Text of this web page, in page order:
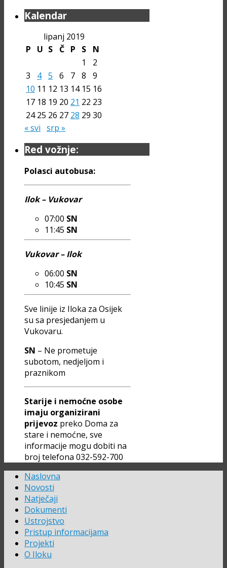
Kalendar
lipanj 2019
P
U S Č P S
N
1
2
3
4 5 6 7 8
9
10 11 12 13 14 15 16
17 18 19 20 21 22 23
24 25 26 27 28 29 30
« svi srp »
Red vožnje:
Polasci autobusa:
Ilok – Vukovar
07:00 SN
11:45 SN
Vukovar – Ilok
06:00 SN
10:45 SN
Sve linije iz Iloka za Osijek
su sa presjedanjem u
Vukovaru.
SN – Ne prometuje
subotom, nedjeljom i
praznikom
Starije i nemoćne osobe
imaju organizirani
prijevoz preko Doma za
stare i nemoćne, sve
informacije mogu dobiti na
broj telefona 032-592-700
Naslovna
Novosti
Natječaji
Dokumenti
Ustrojstvo
Pristup informacijama
Projekti
O Iloku